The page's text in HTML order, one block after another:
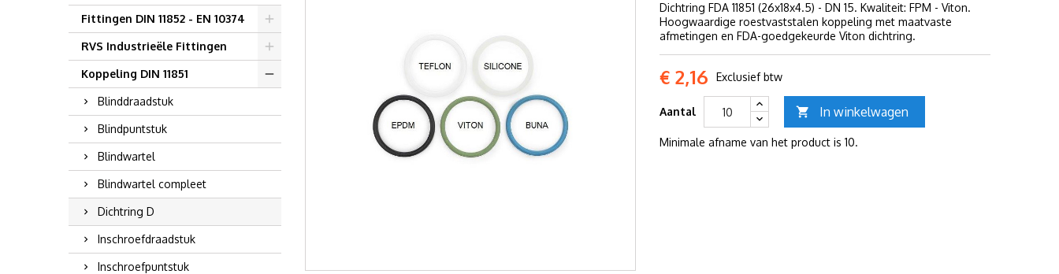
Fittingen DIN 11852 - EN 10374
RVS Industrieële Fittingen
Koppeling DIN 11851
Blinddraadstuk
Blindpuntstuk
Blindwartel
Blindwartel compleet
Dichtring D
Inschroefdraadstuk
Inschroefpuntstuk
Dichtring FDA 11851 (26x18x4.5) - DN 15. Kwaliteit: FPM - Viton.
Hoogwaardige roestvaststalen koppeling met maatvaste
afmetingen en FDA-goedgekeurde Viton dichtring.
€ 2,16 Exclusief btw
Aantal  In winkelwagen
Minimale afname van het product is 10.